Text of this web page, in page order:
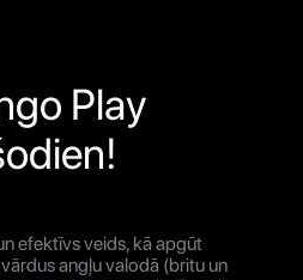
Play
efektīvs veids, kā apgūt
angļu valodā (britu un